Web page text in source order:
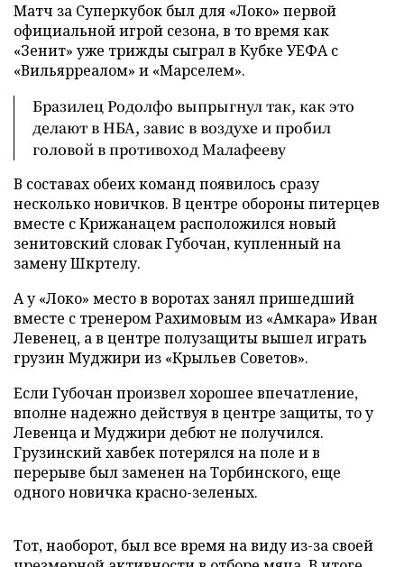
Матч за Суперкубок был для «Локо» первой
официальной игрой сезона, в то время как
«Зенит» уже трижды сыграл в Кубке УЕФА c
«Вильярреалом» и «Марселем».
Бразилец Родолфо выпрыгнул так, как это
делают в НБА, завис в воздухе и пробил
головой в противоход Малафееву
В составах обеих команд появилось сразу
несколько новичков. В центре обороны питерцев
вместе с Крижанацем расположился новый
зенитовский словак Губочан, купленный на
замену Шкртелу.
А у «Локо» место в воротах занял пришедший
вместе с тренером Рахимовым из «Амкара» Иван
Левенец, а в центре полузащиты вышел играть
грузин Муджири из «Крыльев Советов».
Если Губочан произвел хорошее впечатление,
вполне надежно действуя в центре защиты, то у
Левенца и Муджири дебют не получился.
Грузинский хавбек потерялся на поле и в
перерыве был заменен на Торбинского, еще
одного новичка красно-зеленых.
Тот, наоборот, был все время на виду из-за своей